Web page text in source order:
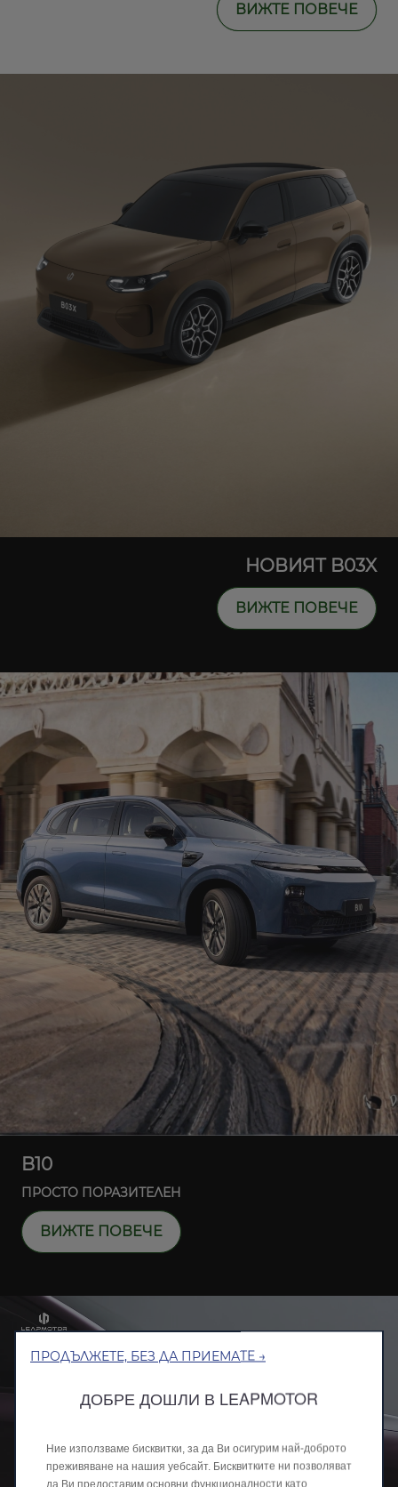
ВИЖТЕ ПОВЕЧЕ
НОВИЯТ B03X
ВИЖТЕ ПОВЕЧЕ
B10
ПРОСТО ПОРАЗИТЕЛЕН
ВИЖТЕ ПОВЕЧЕ
ПРОДЪЛЖЕТЕ, БЕЗ ДА ПРИЕМАТЕ →
ДОБРЕ ДОШЛИ В LEAPMOTOR
Ние използваме бисквитки, за да Ви осигурим най-доброто
преживяване на нашия уебсайт. Бисквитките ни позволяват
да Ви предоставим основни функционалности като